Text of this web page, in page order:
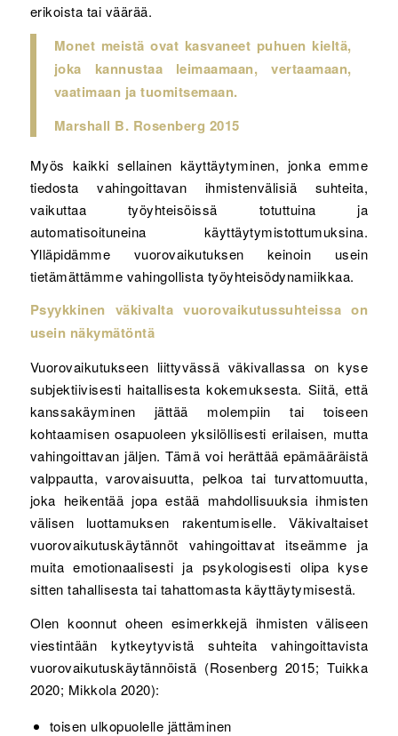
erikoista tai väärää.
Monet meistä ovat kasvaneet puhuen kieltä,
joka kannustaa leimaamaan, vertaamaan,
vaatimaan ja tuomitsemaan.
Marshall B. Rosenberg 2015
Myös kaikki sellainen käyttäytyminen, jonka emme
tiedosta vahingoittavan ihmistenvälisiä suhteita,
vaikuttaa työyhteisöissä totuttuina ja
automatisoituneina käyttäytymistottumuksina.
Ylläpidämme vuorovaikutuksen keinoin usein
tietämättämme vahingollista työyhteisödynamiikkaa.
Psyykkinen väkivalta vuorovaikutussuhteissa on
usein näkymätöntä
Vuorovaikutukseen liittyvässä väkivallassa on kyse
subjektiivisesti haitallisesta kokemuksesta. Siitä, että
kanssakäyminen jättää molempiin tai toiseen
kohtaamisen osapuoleen yksilöllisesti erilaisen, mutta
vahingoittavan jäljen. Tämä voi herättää epämääräistä
valppautta, varovaisuutta, pelkoa tai turvattomuutta,
joka heikentää jopa estää mahdollisuuksia ihmisten
välisen luottamuksen rakentumiselle. Väkivaltaiset
vuorovaikutuskäytännöt vahingoittavat itseämme ja
muita emotionaalisesti ja psykologisesti olipa kyse
sitten tahallisesta tai tahattomasta käyttäytymisestä.
Olen koonnut oheen esimerkkejä ihmisten väliseen
viestintään kytkeytyvistä suhteita vahingoittavista
vuorovaikutuskäytännöistä (Rosenberg 2015; Tuikka
2020; Mikkola 2020):
toisen ulkopuolelle jättäminen